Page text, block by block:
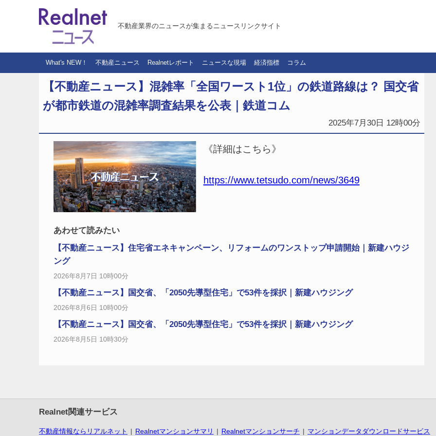
不動産業界のニュースが集まるニュースリンクサイト
What's NEW！ 不動産ニュース Realnetレポート ニュースな現場 経済指標 コラム
【不動産ニュース】混雑率「全国ワースト1位」の鉄道路線は？ 国交省
が都市鉄道の混雑率調査結果を公表｜鉄道コム
2025年7月30日 12時00分
《詳細はこちら》
https://www.tetsudo.com/news/3649
あわせて読みたい
【不動産ニュース】住宅省エネキャンペーン、リフォームのワンストップ申請開始｜新建ハウジ
ング
2026年8月7日 10時00分
【不動産ニュース】国交省、「2050先導型住宅」で53件を採択｜新建ハウジング
2026年8月6日 10時00分
【不動産ニュース】国交省、「2050先導型住宅」で53件を採択｜新建ハウジング
2026年8月5日 10時30分
Realnet関連サービス
不動産情報ならリアルネット Realnetマンションサマリ Realnetマンションサーチ マンションデータダウンロードサービス